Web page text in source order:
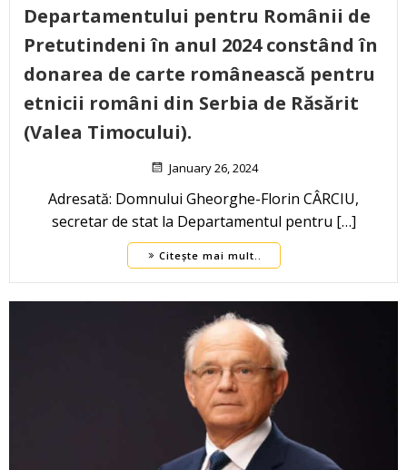
Departamentului pentru Românii de
Pretutindeni în anul 2024 constând în
donarea de carte românească pentru
etnicii români din Serbia de Răsărit
(Valea Timocului).
January 26, 2024
Adresată: Domnului Gheorghe-Florin CÂRCIU,
secretar de stat la Departamentul pentru […]
Citește mai mult..